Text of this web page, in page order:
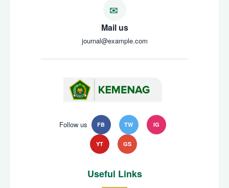
Mail us
journal@example.com
Follow us FB TW IG
YT GS
Useful Links